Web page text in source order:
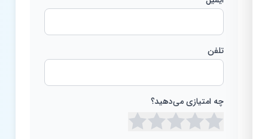
تلفن
چه امتیازی می‌دهید؟